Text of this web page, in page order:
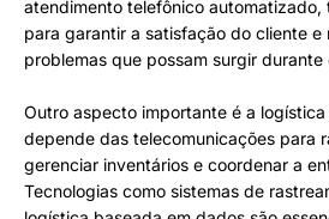
atendimento telefônico automatizado,
para garantir a satisfação do cliente e
problemas que possam surgir
Outro aspecto importante é a
depende das telecomunicações para
gerenciar inventários e coordenar a
Tecnologias como sistemas de